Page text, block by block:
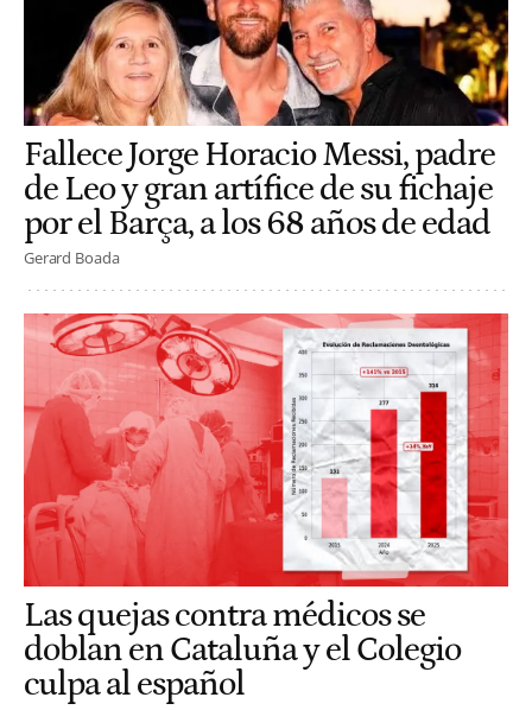
Fallece Jorge Horacio Messi, padre
de Leo y gran artífice de su fichaje
por el Barça, a los 68 años de edad
Gerard Boada
Las quejas contra médicos se
doblan en Cataluña y el Colegio
culpa al español